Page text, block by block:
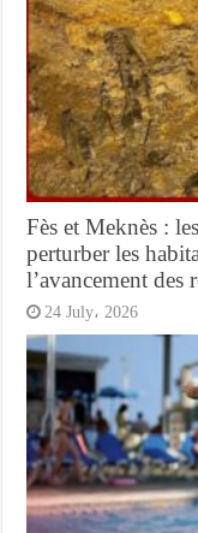
Fès et Meknès :
perturber les
l’avancement des
24 July، 2026